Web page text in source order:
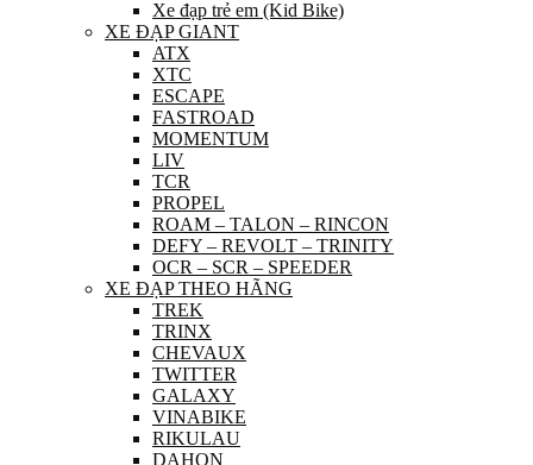
Xe đạp trẻ em (Kid Bike)
XE ĐẠP GIANT
ATX
XTC
ESCAPE
FASTROAD
MOMENTUM
LIV
TCR
PROPEL
ROAM – TALON – RINCON
DEFY – REVOLT – TRINITY
OCR – SCR – SPEEDER
XE ĐẠP THEO HÃNG
TREK
TRINX
CHEVAUX
TWITTER
GALAXY
VINABIKE
RIKULAU
DAHON